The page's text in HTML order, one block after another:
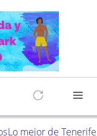
Lo mejor de Tenerife